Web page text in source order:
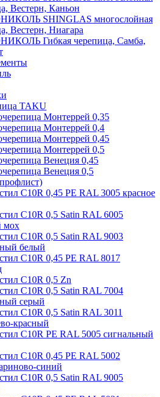
Вестерн, Каньон
SHINGLAS многослойная
Вестерн, Ниагара
Гибкая черепица, Самба,
TAKU
Монтеррей 0,35
Монтеррей 0,4
Монтеррей 0,45
Монтеррей 0,5
Венеция 0,45
Венеция 0,5
С10R 0,45 PE RAL 3005 красное
С10R 0,5 Satin RAL 6005
мох
С10R 0,5 Satin RAL 9003
белый
С10R 0,45 PE RAL 8017
С10R 0,5 Zn
С10R 0,5 Satin RAL 7004
серый
С10R 0,5 Satin RAL 3011
красный
С10R PE RAL 5005 сигнальный
С10R 0,45 PE RAL 5002
синий
С10R 0,5 Satin RAL 9005